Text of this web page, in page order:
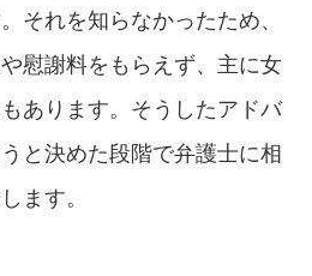
それを知らなかったため、
慰謝料をもらえず、主に女
あります。そうしたアドバ
と決めた段階で弁護士に相
ます。